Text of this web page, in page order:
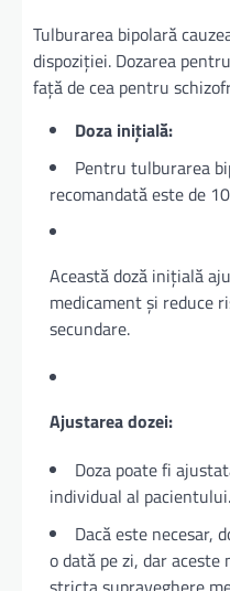
Tulburarea bipolară
dispoziției. Dozarea
față de cea pentru
Doza inițială:
Pentru tulburarea
recomandată este de
Această doză inițială
medicament și reduce
secundare.
Ajustarea dozei:
Doza poate fi
individual al pacientului.
Dacă este necesar,
o dată pe zi, dar